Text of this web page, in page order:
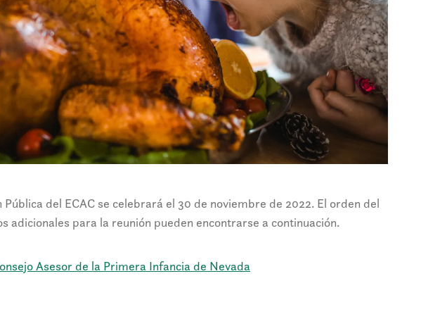
Pública del ECAC se celebrará el 30 de noviembre de 2022. El orden del
adicionales para la reunión pueden encontrarse a continuación.
Asesor de la Primera Infancia de Nevada